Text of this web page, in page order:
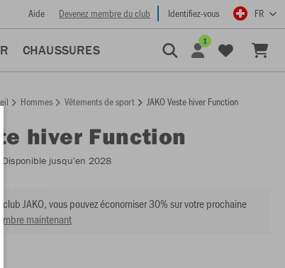
Aide Devenez membre du club Identifiez-vous FR
CHAUSSURES
1
Hommes Vêtements de sport JAKO Veste hiver Function
hiver Function
- Disponible jusqu'en 2028
JAKO, vous pouvez économiser 30% sur votre prochaine
maintenant